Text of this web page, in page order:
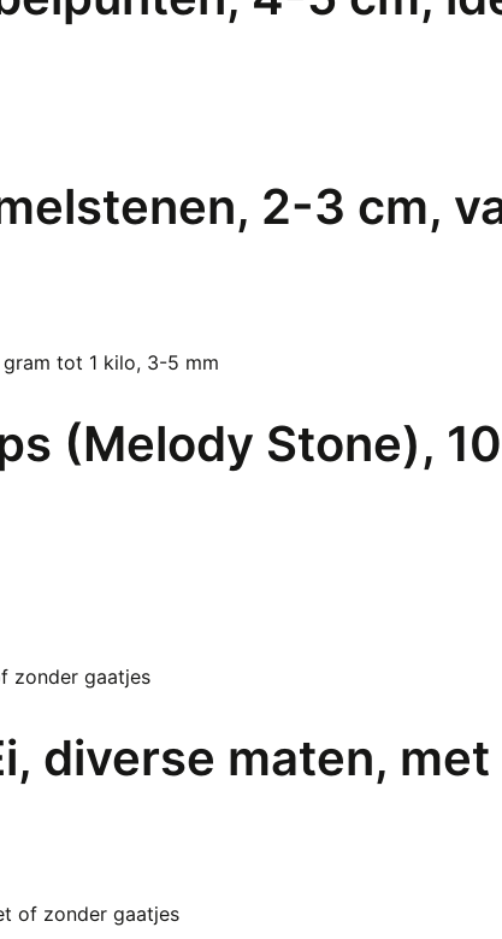
2-3 cm,
(Melody Stone),
diverse maten,